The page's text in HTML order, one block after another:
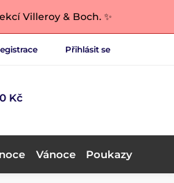
Villeroy & Boch. ✨
Přihlásit se
0 Kč
Vánoce Poukazy